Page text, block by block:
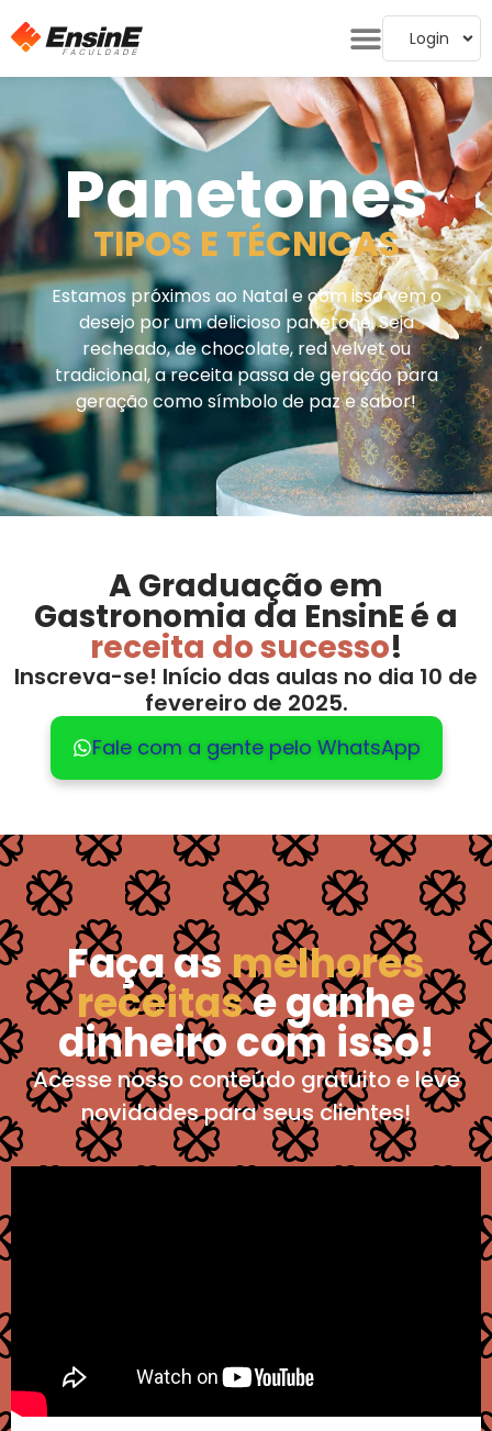
Login
Panetones
TIPOS E TÉCNICAS
Estamos próximos ao Natal e com isso vem o
desejo por um delicioso panetone. Seja
recheado, de chocolate, red velvet ou
tradicional, a receita passa de geração para
geração como símbolo de paz e sabor!
A Graduação em
Gastronomia da EnsinE é a
receita do sucesso!
Inscreva-se! Início das aulas no dia 10 de
fevereiro de 2025.
Fale com a gente pelo WhatsApp
Faça asmelhores
receitase ganhe
dinheiro com isso!
Acesse nosso conteúdo gratuito e leve
novidades para seus clientes!